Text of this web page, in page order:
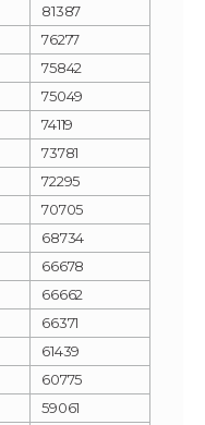
81387
76277
75842
75049
74119
73781
72295
70705
68734
66678
66662
66371
61439
60775
59061